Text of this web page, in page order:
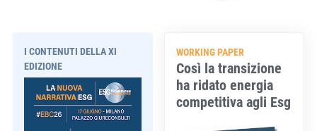
I CONTENUTI DELLA XI
EDIZIONE
WORKING PAPER
Così la transizione
ha ridato energia
competitiva agli Esg